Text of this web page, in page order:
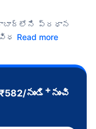
ప్రధాన
Read more
₹582/నుండి +నుంచి